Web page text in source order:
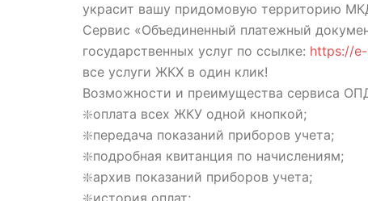
украсит вашу придомовую территорию
Сервис «Объединенный платежный
государственных услуг по ссылке: https://
все услуги ЖКХ в один клик!
Возможности и преимущества сервиса
❇️оплата всех ЖКУ одной кнопкой;
❇️передача показаний приборов учета;
❇️подробная квитанция по начислениям;
❇️архив показаний приборов учета;
❇️история оплат;